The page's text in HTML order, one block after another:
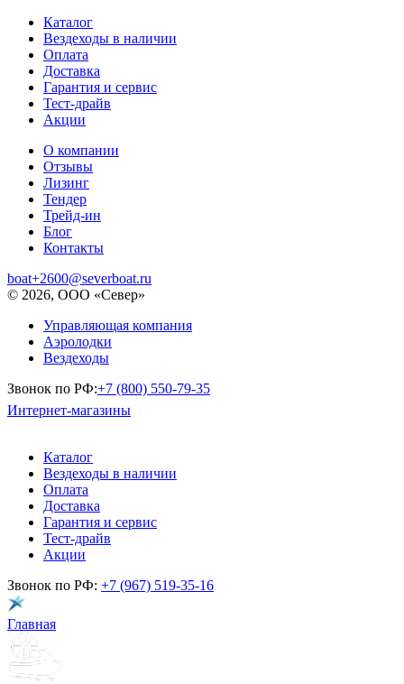
Каталог
Вездеходы в наличии
Оплата
Доставка
Гарантия и сервис
Тест-драйв
Акции
О компании
Отзывы
Лизинг
Тендер
Трейд-ин
Блог
Контакты
boat+2600@severboat.ru
© 2026, ООО «Север»
Управляющая компания
Аэролодки
Вездеходы
Звонок по РФ:+7 (800) 550-79-35
Интернет-магазины
Каталог
Вездеходы в наличии
Оплата
Доставка
Гарантия и сервис
Тест-драйв
Акции
Звонок по РФ: +7 (967) 519-35-16
Главная